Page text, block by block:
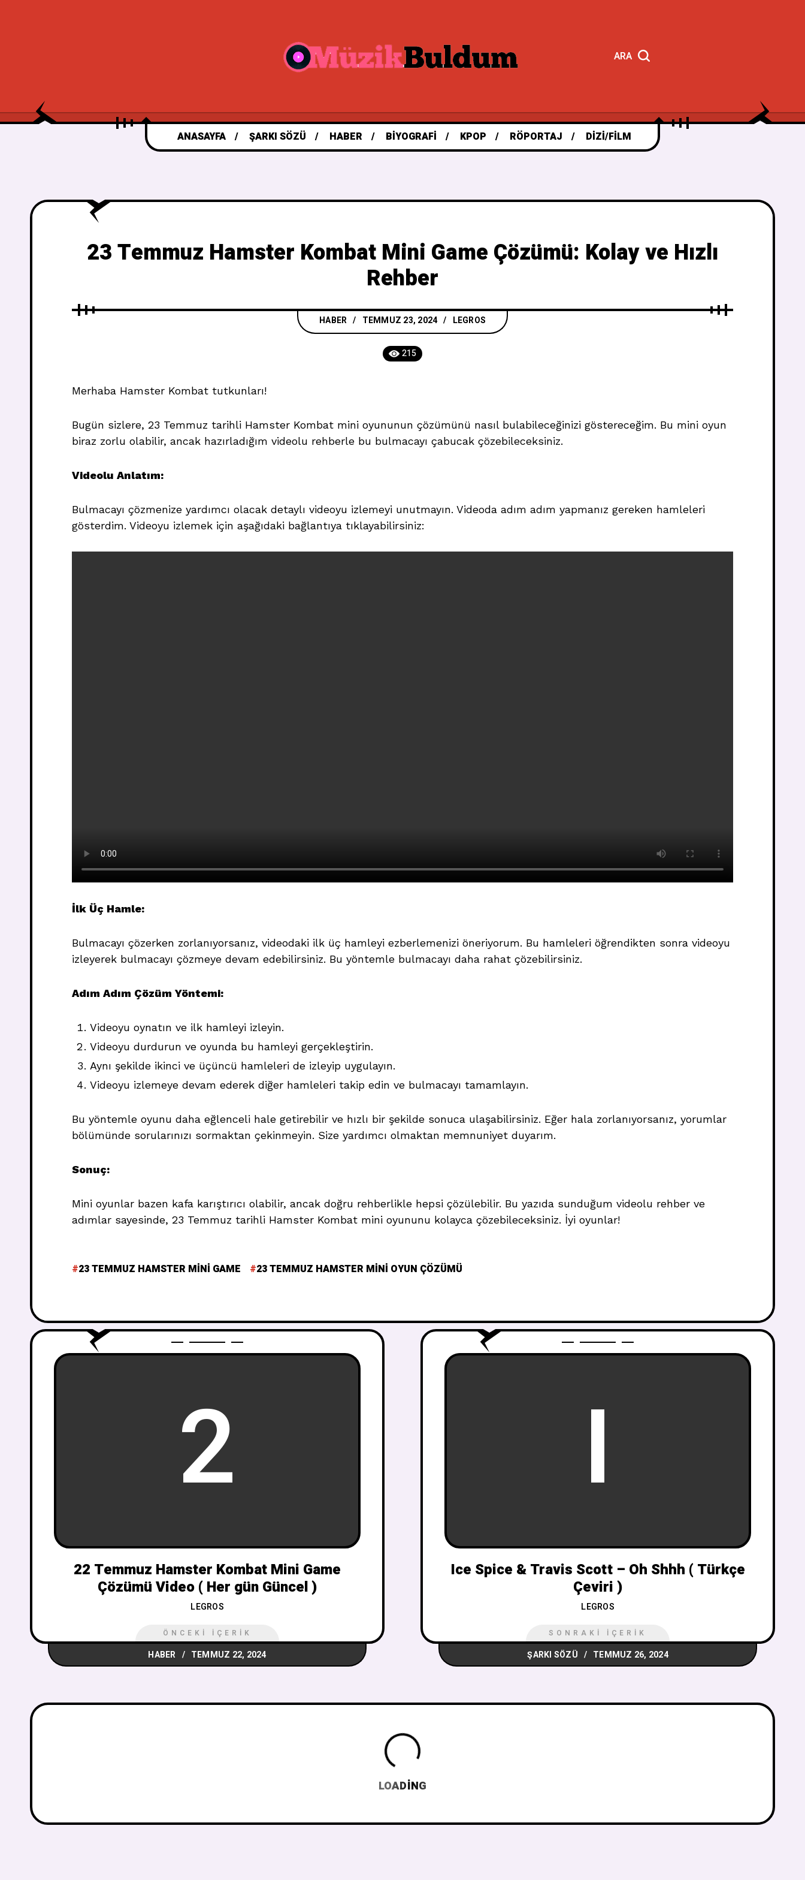
ARA
ANASAYFA ŞARKI SÖZÜ HABER BIYOGRAFI KPOP RÖPORTAJ DIZI/FILM
23 Temmuz Hamster Kombat Mini Game Çözümü: Kolay ve Hızlı
Rehber
HABER TEMMUZ 23, 2024 LEGROS
215
Merhaba Hamster Kombat tutkunları!
Bugün sizlere, 23 Temmuz tarihli Hamster Kombat mini oyununun çözümünü nasıl bulabileceğinizi göstereceğim. Bu mini oyun
biraz zorlu olabilir, ancak hazırladığım videolu rehberle bu bulmacayı çabucak çözebileceksiniz.
Videolu Anlatım:
Bulmacayı çözmenize yardımcı olacak detaylı videoyu izlemeyi unutmayın. Videoda adım adım yapmanız gereken hamleleri
gösterdim. Videoyu izlemek için aşağıdaki bağlantıya tıklayabilirsiniz:
İlk Üç Hamle:
Bulmacayı çözerken zorlanıyorsanız, videodaki ilk üç hamleyi ezberlemenizi öneriyorum. Bu hamleleri öğrendikten sonra videoyu
izleyerek bulmacayı çözmeye devam edebilirsiniz. Bu yöntemle bulmacayı daha rahat çözebilirsiniz.
Adım Adım Çözüm Yöntemi:
Videoyu oynatın ve ilk hamleyi izleyin.
Videoyu durdurun ve oyunda bu hamleyi gerçekleştirin.
Aynı şekilde ikinci ve üçüncü hamleleri de izleyip uygulayın.
Videoyu izlemeye devam ederek diğer hamleleri takip edin ve bulmacayı tamamlayın.
Bu yöntemle oyunu daha eğlenceli hale getirebilir ve hızlı bir şekilde sonuca ulaşabilirsiniz. Eğer hala zorlanıyorsanız, yorumlar
bölümünde sorularınızı sormaktan çekinmeyin. Size yardımcı olmaktan memnuniyet duyarım.
Sonuç:
Mini oyunlar bazen kafa karıştırıcı olabilir, ancak doğru rehberlikle hepsi çözülebilir. Bu yazıda sunduğum videolu rehber ve
adımlar sayesinde, 23 Temmuz tarihli Hamster Kombat mini oyununu kolayca çözebileceksiniz. İyi oyunlar!
23 TEMMUZ HAMSTER MINI GAME 23 TEMMUZ HAMSTER MINI OYUN ÇÖZÜMÜ
2
22 Temmuz Hamster Kombat Mini Game
Çözümü Video ( Her gün Güncel )
LEGROS
ÖNCEKI İÇERIK
HABER TEMMUZ 22, 2024
I
Ice Spice & Travis Scott – Oh Shhh ( Türkçe
Çeviri )
LEGROS
SONRAKI İÇERIK
ŞARKI SÖZÜ TEMMUZ 26, 2024
LOADING